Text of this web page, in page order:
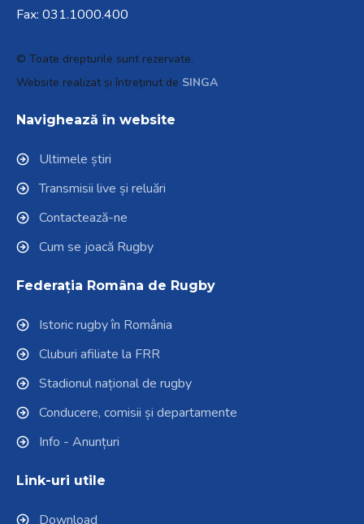
Fax: 031.1000.400
© Toate drepturile sunt rezervate.
Website realizat și întreținut de SINGA
Navighează în website
Ultimele știri
Transmisii live și reluări
Contactează-ne
Cum se joacă Rugby
Federația Româna de Rugby
Istoric rugby în România
Cluburi afiliate la FRR
Stadionul național de rugby
Conducere, comisii și departamente
Info - Anunțuri
Link-uri utile
Download